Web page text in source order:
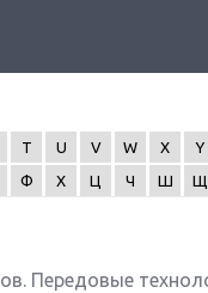
T U V W X Y
Ф Х Ц Ч Ш Щ
Передовые